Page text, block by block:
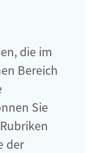
die im
Bereich
Sie
der